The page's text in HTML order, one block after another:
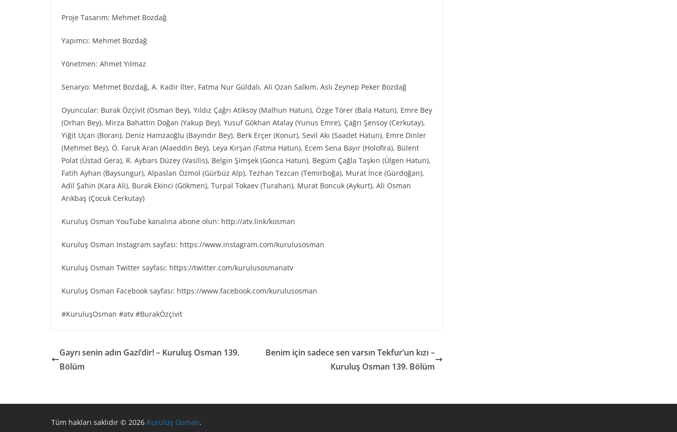
Proje Tasarım: Mehmet Bozdağ
Yapımcı: Mehmet Bozdağ
Yönetmen: Ahmet Yılmaz
Senaryo: Mehmet Bozdağ, A. Kadir İlter, Fatma Nur Güldalı, Ali Ozan Salkım, Aslı Zeynep Peker Bozdağ
Oyuncular: Burak Özçivit (Osman Bey), Yıldız Çağrı Atiksoy (Malhun Hatun), Özge Törer (Bala Hatun), Emre Bey
(Orhan Bey), Mirza Bahattin Doğan (Yakup Bey), Yusuf Gökhan Atalay (Yunus Emre), Çağrı Şensoy (Cerkutay),
Yiğit Uçan (Boran), Deniz Hamzaoğlu (Bayındır Bey), Berk Erçer (Konur), Sevil Akı (Saadet Hatun), Emre Dinler
(Mehmet Bey), Ö. Faruk Aran (Alaeddin Bey), Leya Kırşan (Fatma Hatun), Ecem Sena Bayır (Holofira), Bülent
Polat (Üstad Gera), R. Aybars Düzey (Vasilis), Belgin Şimşek (Gonca Hatun), Begüm Çağla Taşkın (Ülgen Hatun),
Fatih Ayhan (Baysungur), Alpaslan Özmol (Gürbüz Alp), Tezhan Tezcan (Temirboğa), Murat İnce (Gürdoğan),
Adil Şahin (Kara Ali), Burak Ekinci (Gökmen), Turpal Tokaev (Turahan), Murat Boncuk (Aykurt), Ali Osman
Arıkbaş (Çocuk Cerkutay)
Kuruluş Osman YouTube kanalına abone olun: http://atv.link/kosman
Kuruluş Osman Instagram sayfası: https://www.instagram.com/kurulusosman
Kuruluş Osman Twitter sayfası: https://twitter.com/kurulusosmanatv
Kuruluş Osman Facebook sayfası: https://www.facebook.com/kurulusosman
#KuruluşOsman #atv #BurakÖzçivit
Gayrı senin adın Gazi’dir! – Kuruluş Osman 139.
Bölüm
Benim için sadece sen varsın Tekfur’un kızı –
Kuruluş Osman 139. Bölüm
Tüm hakları saklıdır © 2026 Kuruluş Osman.